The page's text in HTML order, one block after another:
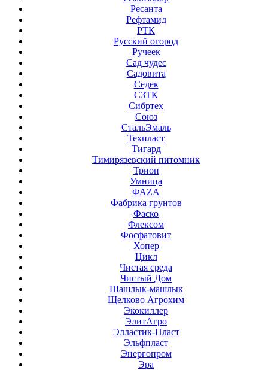
Ресанта
Рефтамид
РТК
Русский огород
Ручеек
Сад чудес
Садовита
Седек
СЗТК
Сибртех
Союз
СтальЭмаль
Техпласт
Тигард
Тимирязевский питомник
Трион
Умница
ФАZА
Фабрика грунтов
Фаско
Флексом
Фосфатовит
Хопер
Цикл
Чистая среда
Чистый Дом
Шашлык-машлык
Щелково Агрохим
Экокиллер
ЭлитАгро
Элластик-Пласт
Эльфпласт
Энергопром
Эра